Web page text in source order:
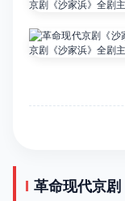
革命现代京